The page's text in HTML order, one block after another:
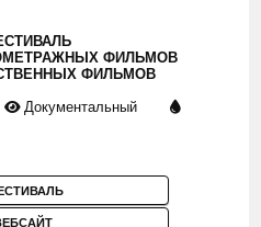
ФИЛЬМОВ
ФИЛЬМОВ
Документальный